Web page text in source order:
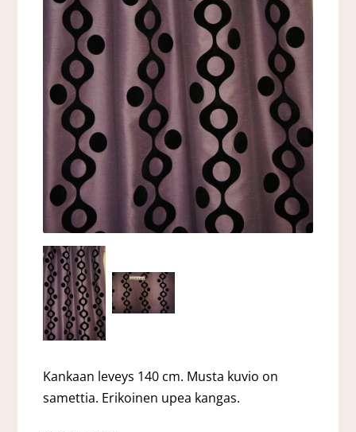
Kankaan leveys 140 cm. Musta kuvio on
samettia. Erikoinen upea kangas.